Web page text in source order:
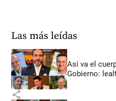
Las más leídas
Así va el
Gobierno:
share